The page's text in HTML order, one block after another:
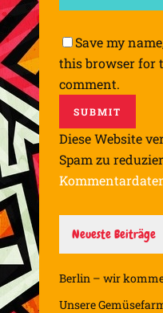
Save my
this browser for
comment.
Diese Website
Spam zu
Neueste Beiträge
Berlin – wir
Unsere